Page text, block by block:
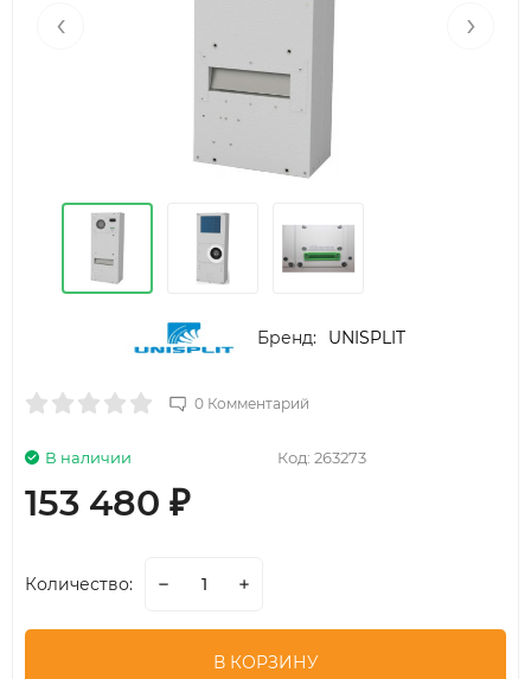
‹ ›
Бренд: UNISPLIT
0 Комментарий
Код: 263273
В наличии
153 480 ₽
Количество:
В КОРЗИНУ